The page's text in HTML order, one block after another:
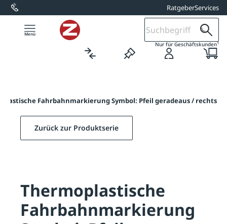
springen RatgeberServices
Nur für Geschäftskunden1
Fahrbahnmarkierung Symbol: Pfeil geradeaus / rechts
Zurück zur Produktserie
Thermoplastische
Fahrbahnmarkierung